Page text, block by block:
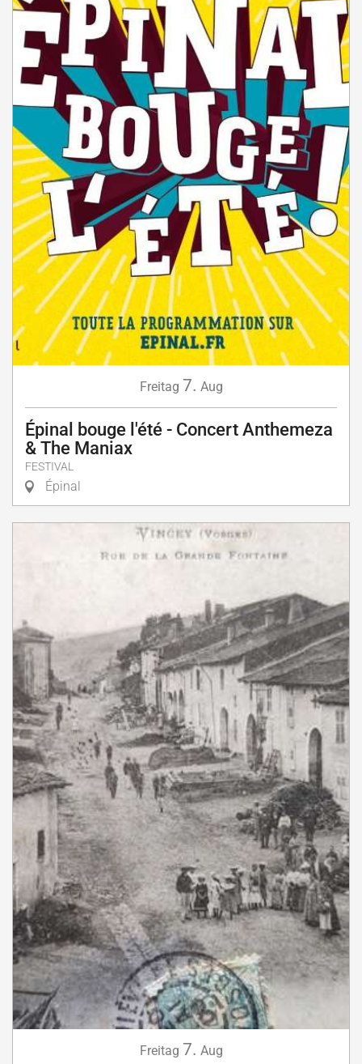
Freitag 7. Aug
Épinal bouge l'été - Concert Anthemeza
& The Maniax
FESTIVAL
Épinal
Freitag 7. Aug